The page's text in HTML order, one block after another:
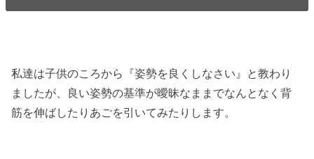
私達は子供のころから『姿勢を良くしなさい』と教わり
ましたが、良い姿勢の基準が曖昧なままでなんとなく背
筋を伸ばしたりあごを引いてみたりします。